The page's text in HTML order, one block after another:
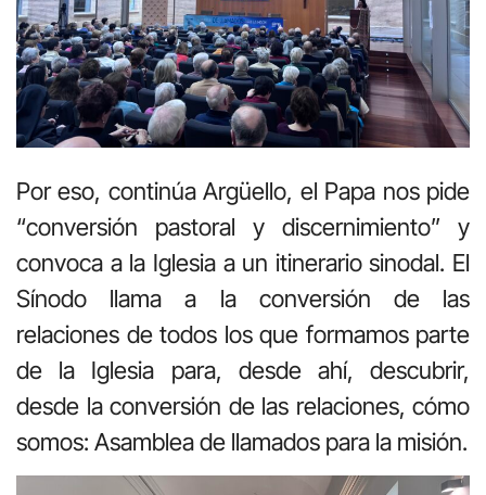
Por eso, continúa Argüello, el Papa nos pide
“conversión pastoral y discernimiento” y
convoca a la Iglesia a un itinerario sinodal. El
Sínodo llama a la conversión de las
relaciones de todos los que formamos parte
de la Iglesia para, desde ahí, descubrir,
desde la conversión de las relaciones, cómo
somos: Asamblea de llamados para la misión.